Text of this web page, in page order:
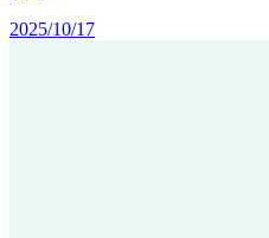
2025/10/17